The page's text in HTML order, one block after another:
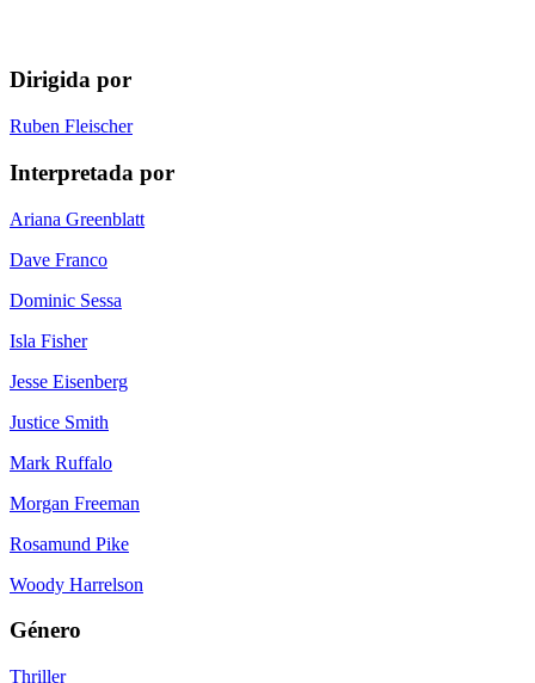
Dirigida por
Ruben Fleischer
Interpretada por
Ariana Greenblatt
Dave Franco
Dominic Sessa
Isla Fisher
Jesse Eisenberg
Justice Smith
Mark Ruffalo
Morgan Freeman
Rosamund Pike
Woody Harrelson
Género
Thriller